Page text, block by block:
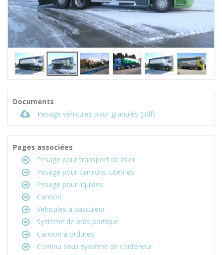
Documents
Pesage véhicules pour granulés (pdf)
Pages associées
Pesage pour transport de lisier
Pesage pour camions-citernes
Pesage pour liquides
Camion
Véhicules à basculeur
Système de bras portique
Camion à ordures
Continu sous système de conteneur